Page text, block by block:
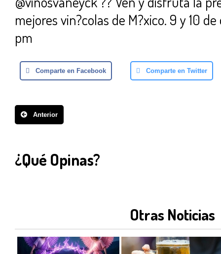
mejores vin?colas de M?xico. 9 y 10
pm
Comparte en Facebook Comparte en Twitter
Anterior
¿Qué Opinas?
Otras Noticias